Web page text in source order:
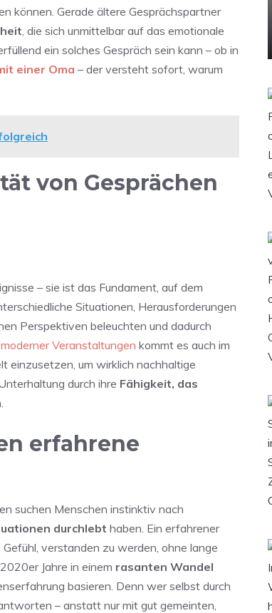
können. Gerade ältere Gesprächspartner
, die sich unmittelbar auf das emotionale
ein solches Gespräch sein kann – ob in
einer Oma – der versteht sofort, warum
von Gesprächen
– sie ist das Fundament, auf dem
Situationen, Herausforderungen
Perspektiven beleuchten und dadurch
Veranstaltungen kommt es auch im
einzusetzen, um wirklich nachhaltige
durch ihre Fähigkeit, das
erfahrene
suchen Menschen instinktiv nach
durchlebt haben. Ein erfahrener
verstanden zu werden, ohne lange
Jahre in einem rasanten Wandel
basieren. Denn wer selbst durch
– anstatt nur mit gut gemeinten,